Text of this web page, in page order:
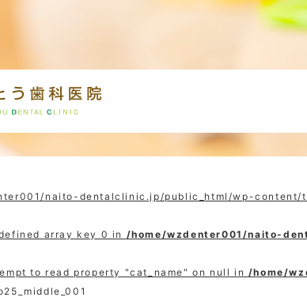
naito-dentalclinic.jp/public_html/wp-content/
array key 0 in /home/wzdenter001/naito-
to read property "cat_name" on null in /home/